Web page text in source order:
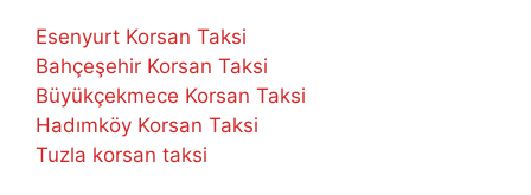
Esenyurt Korsan Taksi
Bahçeşehir Korsan Taksi
Büyükçekmece Korsan Taksi
Hadımköy Korsan Taksi
Tuzla korsan taksi